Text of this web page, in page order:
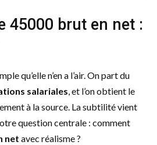
45000 brut en net :
qu’elle n’en a l’air. On part du
salariales, et l’on obtient le
à la source. La subtilité vient
question centrale : comment
net avec réalisme ?